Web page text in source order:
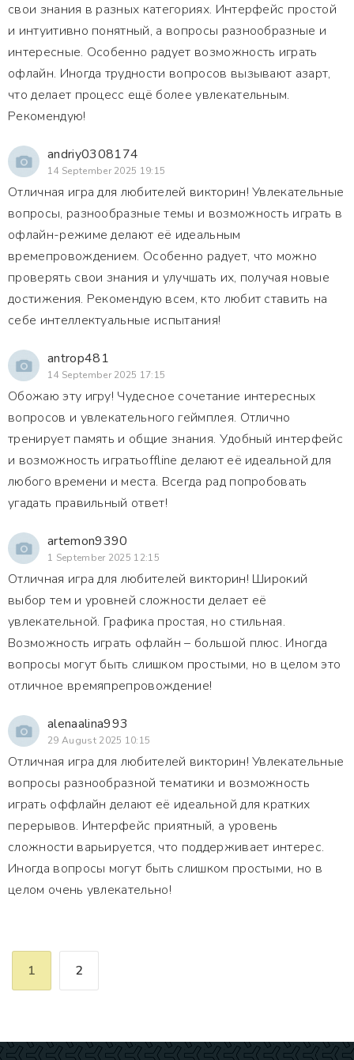
свои знания в разных категориях. Интерфейс простой
и интуитивно понятный, а вопросы разнообразные и
интересные. Особенно радует возможность играть
офлайн. Иногда трудности вопросов вызывают азарт,
что делает процесс ещё более увлекательным.
Рекомендую!
andriy0308174
14 September 2025 19:15
Отличная игра для любителей викторин! Увлекательные
вопросы, разнообразные темы и возможность играть в
офлайн-режиме делают её идеальным
времепровождением. Особенно радует, что можно
проверять свои знания и улучшать их, получая новые
достижения. Рекомендую всем, кто любит ставить на
себе интеллектуальные испытания!
antrop481
14 September 2025 17:15
Обожаю эту игру! Чудесное сочетание интересных
вопросов и увлекательного геймплея. Отлично
тренирует память и общие знания. Удобный интерфейс
и возможность игратьoffline делают её идеальной для
любого времени и места. Всегда рад попробовать
угадать правильный ответ!
artemon9390
1 September 2025 12:15
Отличная игра для любителей викторин! Широкий
выбор тем и уровней сложности делает её
увлекательной. Графика простая, но стильная.
Возможность играть офлайн – большой плюс. Иногда
вопросы могут быть слишком простыми, но в целом это
отличное времяпрепровождение!
alenaalina993
29 August 2025 10:15
Отличная игра для любителей викторин! Увлекательные
вопросы разнообразной тематики и возможность
играть оффлайн делают её идеальной для кратких
перерывов. Интерфейс приятный, а уровень
сложности варьируется, что поддерживает интерес.
Иногда вопросы могут быть слишком простыми, но в
целом очень увлекательно!
1 2